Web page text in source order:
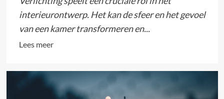
interieurontwerp. Het kan de sfeer en het gevoel
van een kamer transformeren en...
Lees meerLees
over
voor